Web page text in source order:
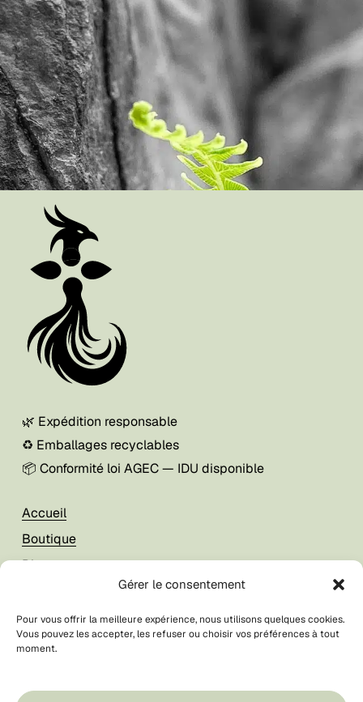
Gérer le consentement
Pour vous offrir la meilleure expérience, nous utilisons quelques cookies.
Vous pouvez les accepter, les refuser ou choisir vos préférences à tout
moment.
🌿 Expédition responsable
♻️ Emballages recyclables
📦 Conformité loi AGEC — IDU disponible
Accueil
Boutique
Blog
Mon compte
CGV / CGU